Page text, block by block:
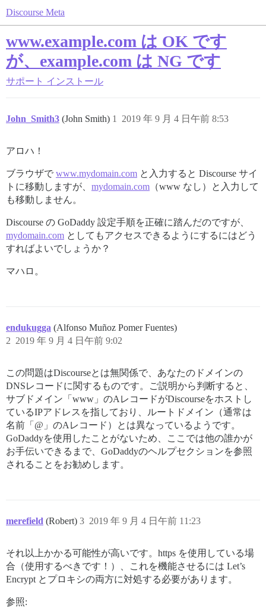
Discourse Meta
www.example.com は OK です
が、example.com は NG です
サポート インストール
John_Smith3 (John Smith) 2019 年 9 月 4 日午前 8:53
1
アロハ！
ブラウザで www.mydomain.com と入力すると Discourse サイ
トに移動しますが、 mydomain.com （www なし）と入力して
も移動しません。
Discourse の GoDaddy 設定手順を正確に踏んだのですが、
mydomain.com としてもアクセスできるようにするにはどう
すればよいでしょうか？
マハロ。
endukugga (Alfonso Muñoz Pomer Fuentes)
2019 年 9 月 4 日午前 9:02
2
この問題はDiscourseとは無関係で、あなたのドメインの
DNSレコードに関するものです。ご説明から判断すると、
サブドメイン「www」のAレコードがDiscourseをホストし
ているIPアドレスを指しており、ルートドメイン（通常は
名前「@」のAレコード）とは異なっているようです。
GoDaddyを使用したことがないため、ここでは他の誰かが
お手伝いできるまで、GoDaddyのヘルプセクションを参照
されることをお勧めします。
merefield (Robert) 2019 年 9 月 4 日午前 11:23
3
それ以上かかる可能性が高いです。https を使用している場
合（使用するべきです！）、これを機能させるには Let’s
Encrypt とプロキシの両方に対処する必要があります。
参照: